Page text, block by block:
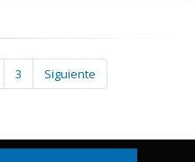
3 Siguiente